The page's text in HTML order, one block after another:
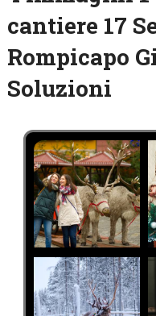
cantiere 17
Rompicapo
Soluzioni